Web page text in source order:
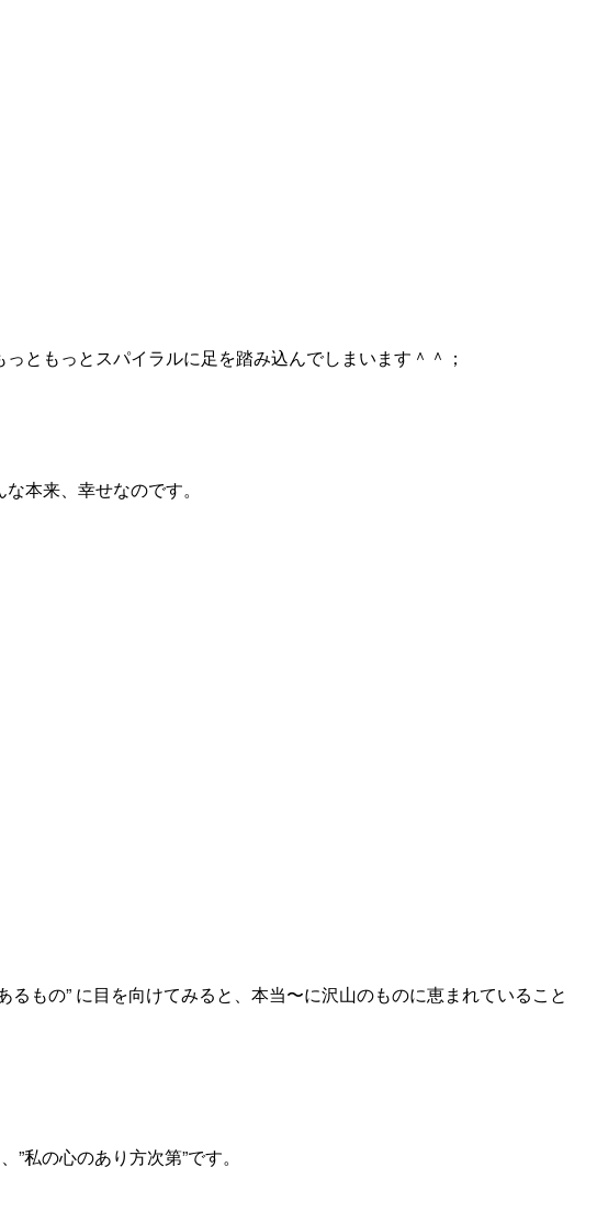
ともっとスパイラルに足を踏み込んでしまいます＾＾；
本来、幸せなのです。
るもの” に目を向けてみると、本当〜に沢山のものに恵まれていること
”私の心のあり方次第”です。